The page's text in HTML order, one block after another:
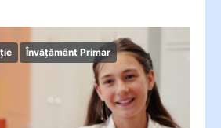
Învățământ Primar